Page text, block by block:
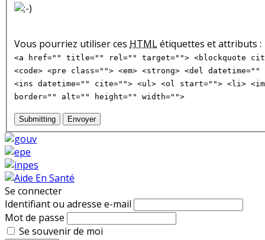
Vous pourriez utiliser ces HTMLétiquettes et attributs :
<a href="" title="" rel="" target=""> <blockquote
<code> <pre class=""> <em> <strong> <del
<ins datetime="" cite=""> <ul> <ol start=""> <li>
border="" alt="" height="" width="">
Submitting Envoyer
Se connecter
Identifiant ou adresse e-mail
Mot de passe
Se souvenir de moi